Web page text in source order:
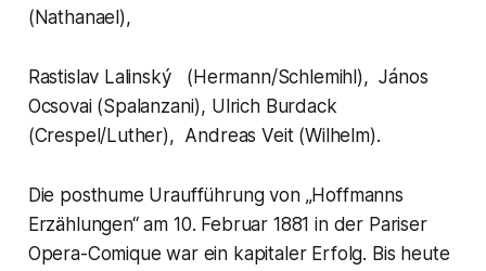
(Nathanael),
Rastislav Lalinský (Hermann/Schlemihl), János
Ocsovai (Spalanzani), Ulrich Burdack
(Crespel/Luther), Andreas Veit (Wilhelm).
Die posthume Uraufführung von „Hoffmanns
Erzählungen“ am 10. Februar 1881 in der Pariser
Opera-Comique war ein kapitaler Erfolg. Bis heute